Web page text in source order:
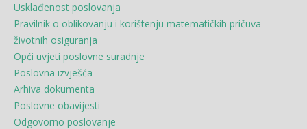
Usklađenost poslovanja
Pravilnik o oblikovanju i korištenju matematičkih pričuva
životnih osiguranja
Opći uvjeti poslovne suradnje
Poslovna izvješća
Arhiva dokumenta
Poslovne obavijesti
Odgovorno poslovanje